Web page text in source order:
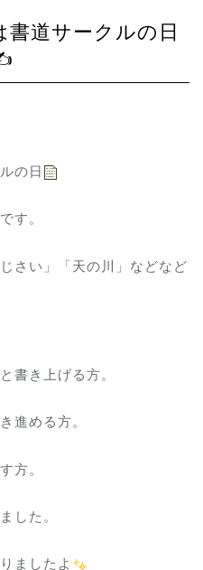
の日
す。
さい」「天の川」などなど
書き上げる方。
進める方。
方。
した。
ましたよ